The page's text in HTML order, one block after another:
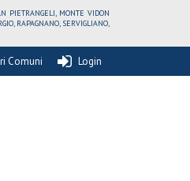
PIETRANGELI, MONTE VIDON
RAPAGNANO, SERVIGLIANO,
Comuni Login